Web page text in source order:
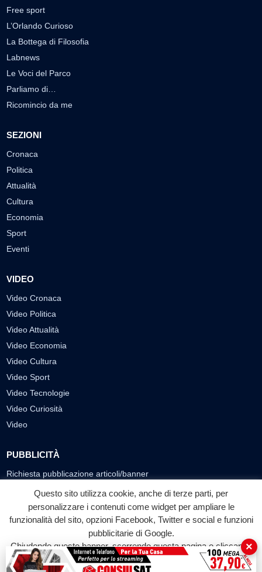
Free sport
L’Orlando Curioso
La Bottega di Filosofia
Labnews
Le Voci del Parco
Parliamo di…
Ricomincio da me
SEZIONI
Cronaca
Politica
Attualità
Cultura
Economia
Sport
Eventi
VIDEO
Video Cronaca
Video Politica
Video Attualità
Video Economia
Video Cultura
Video Sport
Video Tecnologie
Video Curiosità
Video
PUBBLICITÀ
Richiesta pubblicazione articoli/banner
SEGUICI SUI SOCIAL
f
Facebook
◎ ▶
YouTube
Questo sito utilizza cookie, anche di terze parti, per
personalizzare i contenuti come widget per ampliare le
funzionalità del sito, opzioni Facebook, Twitter e social e funzioni
pubblicitarie di Google.
Chiudendo questo banner, scorrendo questa pagina o cliccando
su qualunque suo elemento acconsenti all'uso dei cookie.
×